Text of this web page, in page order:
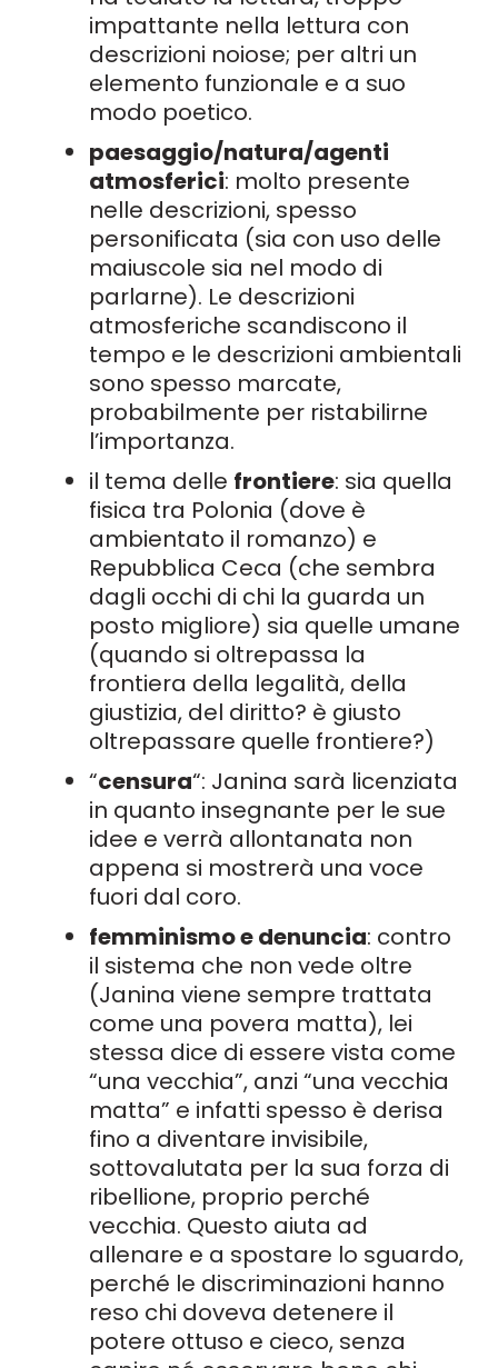
impattante nella lettura con
descrizioni noiose; per altri un
elemento funzionale e a suo
modo poetico.
paesaggio/natura/agenti
atmosferici: molto presente
nelle descrizioni, spesso
personificata (sia con uso delle
maiuscole sia nel modo di
parlarne). Le descrizioni
atmosferiche scandiscono il
tempo e le descrizioni ambientali
sono spesso marcate,
probabilmente per ristabilirne
l’importanza.
il tema delle frontiere: sia quella
fisica tra Polonia (dove è
ambientato il romanzo) e
Repubblica Ceca (che sembra
dagli occhi di chi la guarda un
posto migliore) sia quelle umane
(quando si oltrepassa la
frontiera della legalità, della
giustizia, del diritto? è giusto
oltrepassare quelle frontiere?)
“censura“: Janina sarà licenziata
in quanto insegnante per le sue
idee e verrà allontanata non
appena si mostrerà una voce
fuori dal coro.
femminismo e denuncia: contro
il sistema che non vede oltre
(Janina viene sempre trattata
come una povera matta), lei
stessa dice di essere vista come
“una vecchia”, anzi “una vecchia
matta” e infatti spesso è derisa
fino a diventare invisibile,
sottovalutata per la sua forza di
ribellione, proprio perché
vecchia. Questo aiuta ad
allenare e a spostare lo sguardo,
perché le discriminazioni hanno
reso chi doveva detenere il
potere ottuso e cieco, senza